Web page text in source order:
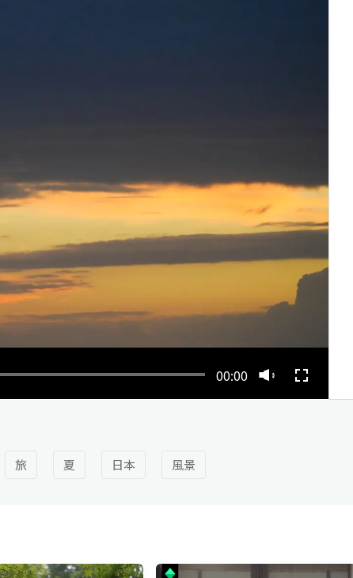
00:00
旅 夏 日本 風景